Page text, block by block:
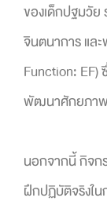
ของเด็กปฐมวัย
จินตนาการ แล
Function: EF)
พัฒนาศักยภา
นอกจากนี้ กิจก
ฝึกปฏิบัติจริงใ